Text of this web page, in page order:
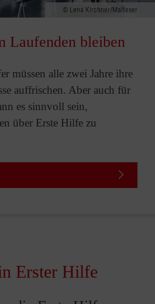
Lena Kirchner/Malteser
Laufenden bleiben
müssen alle zwei Jahre ihre
auffrischen. Aber auch für
es sinnvoll sein,
über Erste Hilfe zu
Erster Hilfe